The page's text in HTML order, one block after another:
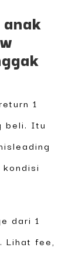
1
beli. Itu
dari 1
Lihat fee,